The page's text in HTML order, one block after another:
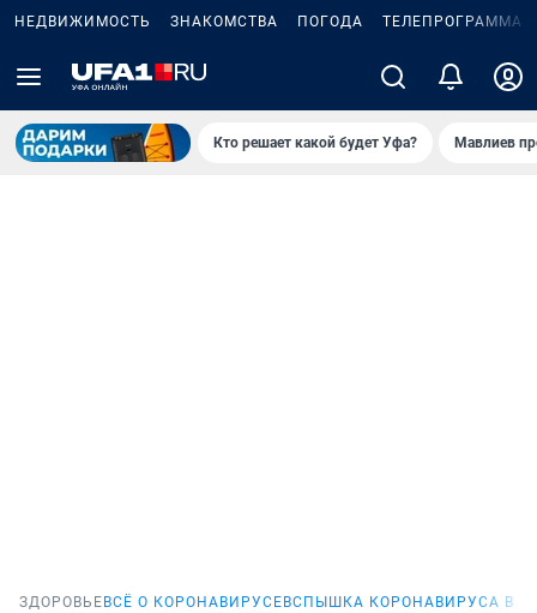
НЕДВИЖИМОСТЬ ЗНАКОМСТВА ПОГОДА ТЕЛЕПРОГРАММА
Кто решает какой будет Уфа? Мавлиев
ЗДОРОВЬЕ ВСЁ О КОРОНАВИРУСЕ ВСПЫШКА КОРОНАВИРУСА В